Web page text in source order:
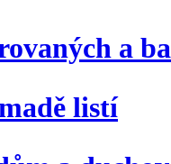
a
listí